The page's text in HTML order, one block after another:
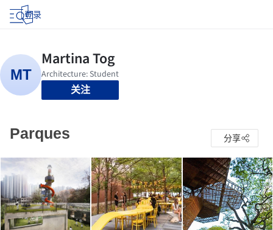
登录
关注
Parques 分享